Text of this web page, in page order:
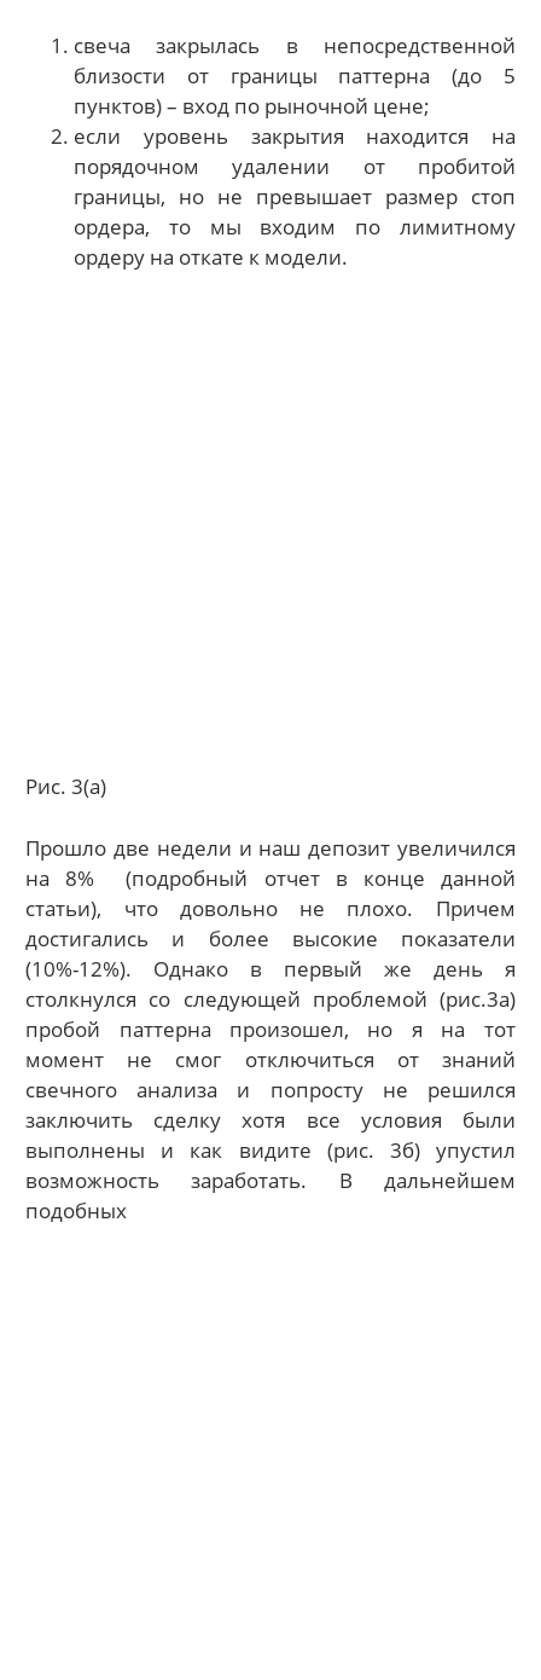
свеча закрылась в непосредственной
близости от границы паттерна (до 5
пунктов) – вход по рыночной цене;
если уровень закрытия находится на
порядочном удалении от пробитой
границы, но не превышает размер стоп
ордера, то мы входим по лимитному
ордеру на откате к модели.
Рис. 3(а)
Прошло две недели и наш депозит увеличился
на 8% (подробный отчет в конце данной
статьи), что довольно не плохо. Причем
достигались и более высокие показатели
(10%-12%). Однако в первый же день я
столкнулся со следующей проблемой (рис.3а)
пробой паттерна произошел, но я на тот
момент не смог отключиться от знаний
свечного анализа и попросту не решился
заключить сделку хотя все условия были
выполнены и как видите (рис. 3б) упустил
возможность заработать. В дальнейшем
подобных